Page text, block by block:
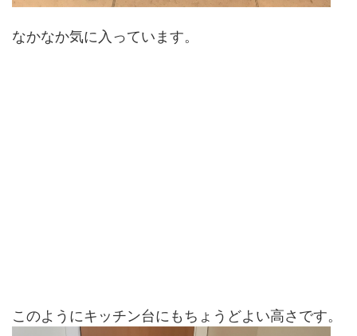
なかなか気に入っています。
このようにキッチン台にもちょうどよい高さです。